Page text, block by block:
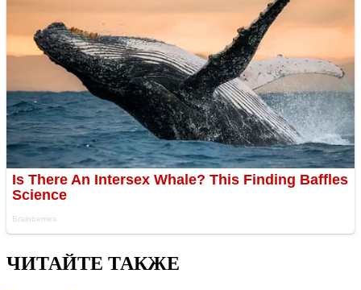
ЧИТАЙТЕ ТАКЖЕ